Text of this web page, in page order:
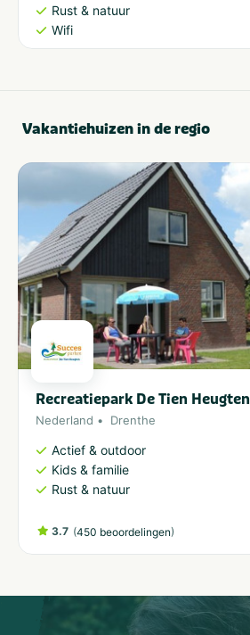
Rust & natuur
Wifi
Vakantiehuizen in de regio
Recreatiepark De Tien Heugten
Nederland Drenthe
Actief & outdoor
Kids & familie
Rust & natuur
3.7 (450 beoordelingen)